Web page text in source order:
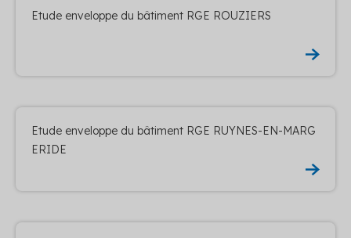
Etude enveloppe du bâtiment RGE ROUZIERS
Etude enveloppe du bâtiment RGE RUYNES-EN-MARG
ERIDE